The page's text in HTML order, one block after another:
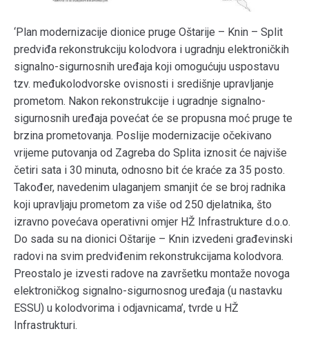
‘Plan modernizacije dionice pruge Oštarije – Knin – Split
predviđa rekonstrukciju kolodvora i ugradnju elektroničkih
signalno-sigurnosnih uređaja koji omogućuju uspostavu
tzv. međukolodvorske ovisnosti i središnje upravljanje
prometom. Nakon rekonstrukcije i ugradnje signalno-
sigurnosnih uređaja povećat će se propusna moć pruge te
brzina prometovanja. Poslije modernizacije očekivano
vrijeme putovanja od Zagreba do Splita iznosit će najviše
četiri sata i 30 minuta, odnosno bit će kraće za 35 posto.
Također, navedenim ulaganjem smanjit će se broj radnika
koji upravljaju prometom za više od 250 djelatnika, što
izravno povećava operativni omjer HŽ Infrastrukture d.o.o.
Do sada su na dionici Oštarije – Knin izvedeni građevinski
radovi na svim predviđenim rekonstrukcijama kolodvora.
Preostalo je izvesti radove na završetku montaže novoga
elektroničkog signalno-sigurnosnog uređaja (u nastavku
ESSU) u kolodvorima i odjavnicama’, tvrde u HŽ
Infrastrukturi.